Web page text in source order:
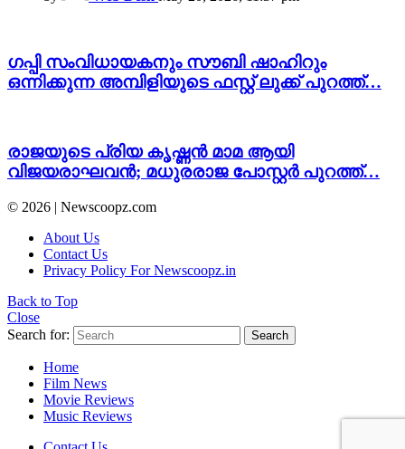
ഗപ്പി സംവിധായകനും സൗബി ഷാഹിറും
ഒന്നിക്കുന്ന അമ്പിളിയുടെ ഫസ്റ്റ് ലുക്ക് പുറത്ത്…
രാജയുടെ പ്രിയ കൃഷ്ണൻ മാമ ആയി
വിജയരാഘവൻ; മധുരരാജ പോസ്റ്റർ പുറത്ത്…
© 2026 | Newscoopz.com
About Us
Contact Us
Privacy Policy For Newscoopz.in
Back to Top
Close
Search for:
Search
Home
Film News
Movie Reviews
Music Reviews